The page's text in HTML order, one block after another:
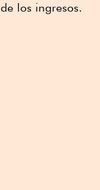
los ingresos.